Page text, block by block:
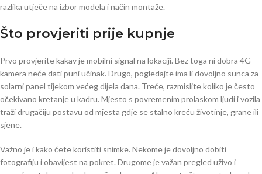
razlika utječe na izbor modela i način montaže.
Što provjeriti prije kupnje
Prvo provjerite kakav je mobilni signal na lokaciji. Bez toga ni dobra 4G
kamera neće dati puni učinak. Drugo, pogledajte ima li dovoljno sunca za
solarni panel tijekom većeg dijela dana. Treće, razmislite koliko je često
očekivano kretanje u kadru. Mjesto s povremenim prolaskom ljudi i vozila
traži drugačiju postavu od mjesta gdje se stalno kreću životinje, grane ili
sjene.
Važno je i kako ćete koristiti snimke. Nekome je dovoljno dobiti
fotografiju i obavijest na pokret. Drugome je važan pregled uživo i